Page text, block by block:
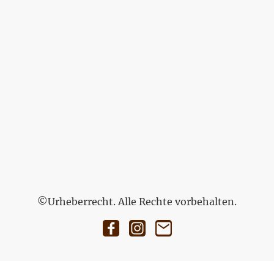
©Urheberrecht. Alle Rechte vorbehalten.